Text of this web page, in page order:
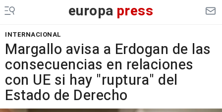
europa press
INTERNACIONAL
Margallo avisa a Erdogan de las
consecuencias en relaciones
con UE si hay "ruptura" del
Estado de Derecho